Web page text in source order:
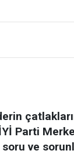
Parti
ve